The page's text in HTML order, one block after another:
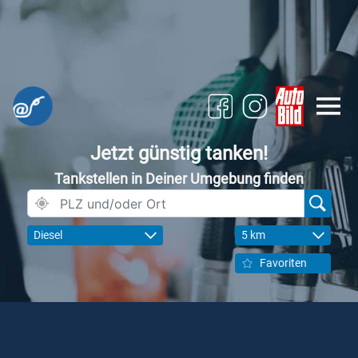
Jetzt günstig tanken!
Tankstellen in Deiner Umgebung finden
Diesel 5 km
Favoriten